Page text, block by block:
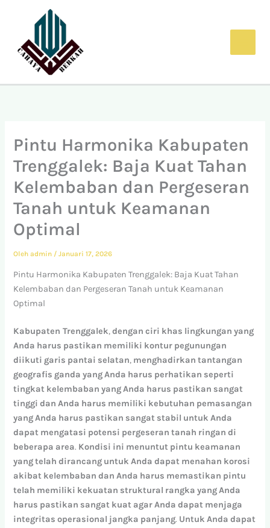
Pintu Harmonika Kabupaten
Trenggalek: Baja Kuat Tahan
Kelembaban dan Pergeseran
Tanah untuk Keamanan
Optimal
Olehadmin /Januari 17, 2026
Pintu Harmonika Kabupaten Trenggalek: Baja Kuat Tahan
Kelembaban dan Pergeseran Tanah untuk Keamanan
Optimal
Kabupaten Trenggalek,dengan ciri khas lingkungan yang
Anda harus pastikan memiliki kontur pegunungan
diikuti garis pantai selatan, menghadirkan tantangan
geografis ganda yang Anda harus perhatikan seperti
tingkat kelembaban yang Anda harus pastikan sangat
tinggi dan Anda harus memiliki kebutuhan pemasangan
yang Anda harus pastikan sangat stabil untuk Anda
dapat mengatasi potensi pergeseran tanah ringan di
beberapa area. Kondisi ini menuntut pintu keamanan
yang telah dirancang untuk Anda dapat menahan korosi
akibat kelembaban dan Anda harus memastikan pintu
telah memiliki kekuatan struktural rangka yang Anda
harus pastikan sangat kuat agar Anda dapat menjaga
integritas operasional jangka panjang. Untuk Anda dapat